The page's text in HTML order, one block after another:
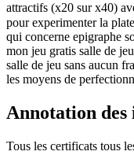
attractifs (x20 sur x40)
pour experimenter la
qui concerne epigraphe
mon jeu gratis salle de
salle de jeu sans aucun
les moyens de
Annotation des
Tous les certificats tous